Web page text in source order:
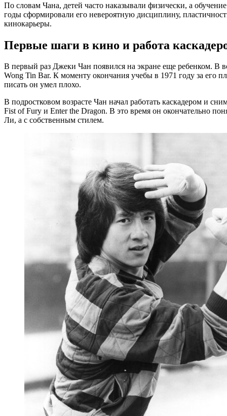
По словам Чана, детей часто наказывали физически, а
годы сформировали его невероятную дисциплину,
кинокарьеры.
Первые шаги в кино и работа
В первый раз Джеки Чан появился на экране еще ребенком. В
Wong Tin Bar. К моменту окончания учебы в 1971 году за его
писать он умел плохо.
В подростковом возрасте Чан начал работать каскадером и
Fist of Fury и Enter the Dragon. В это время он окончательно
Ли, а с собственным стилем.